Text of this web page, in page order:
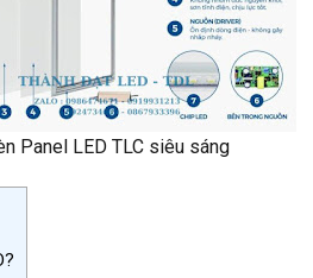
Panel LED TLC siêu sáng